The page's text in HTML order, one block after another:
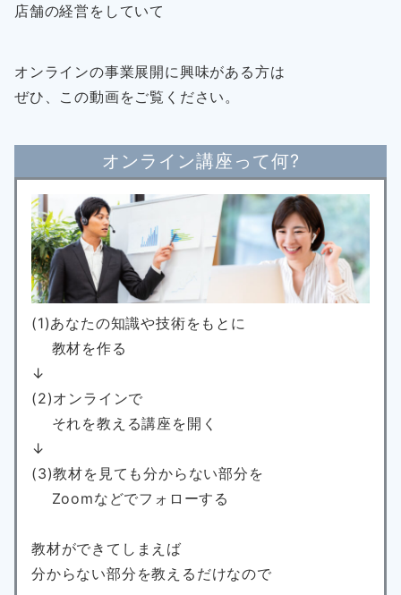
店舗の経営をしていて
オンラインの事業展開に興味がある方は
ぜひ、この動画をご覧ください。
オンライン講座って何?
(1)あなたの知識や技術をもとに
教材を作る
↓
(2)オンラインで
それを教える講座を開く
↓
(3)教材を見ても分からない部分を
Zoomなどでフォローする
教材ができてしまえば
分からない部分を教えるだけなので